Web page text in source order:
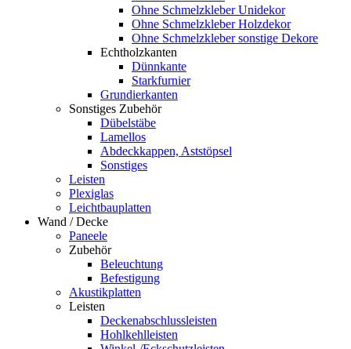
Ohne Schmelzkleber Unidekor
Ohne Schmelzkleber Holzdekor
Ohne Schmelzkleber sonstige Dekore
Echtholzkanten
Dünnkante
Starkfurnier
Grundierkanten
Sonstiges Zubehör
Dübelstäbe
Lamellos
Abdeckkappen, Aststöpsel
Sonstiges
Leisten
Plexiglas
Leichtbauplatten
Wand / Decke
Paneele
Zubehör
Beleuchtung
Befestigung
Akustikplatten
Leisten
Deckenabschlussleisten
Hohlkehlleisten